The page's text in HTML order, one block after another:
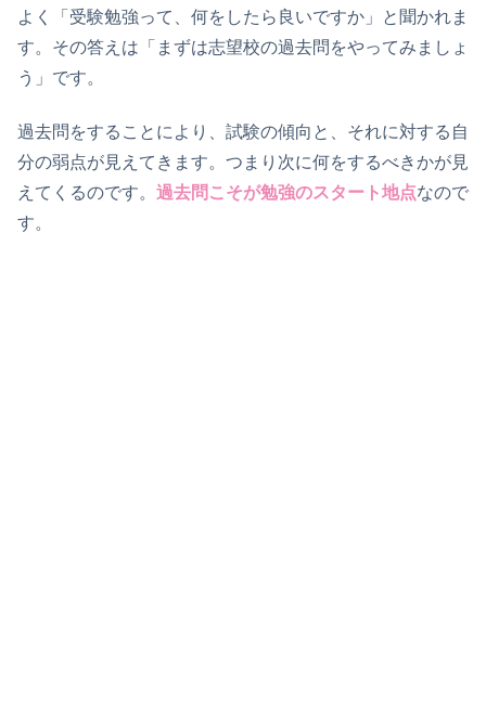
よく「受験勉強って、何をしたら良いですか」と聞かれま
す。その答えは「まずは志望校の過去問をやってみましょ
う」です。
過去問をすることにより、試験の傾向と、それに対する自
分の弱点が見えてきます。つまり次に何をするべきかが見
えてくるのです。 過去問こそが勉強のスタート地点なので
す。